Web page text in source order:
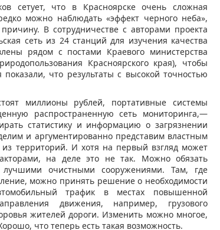
сетует, что в Красноярске очень сложная
можно наблюдать «эффект черного неба»,
В сотрудничестве с авторами проекта
сеть из 24 станций для изучения качества
рядом с постами Краевого министерства
Красноярского края), чтобы
что результаты с высокой точностью
миллионы рублей, портативные системы
распространенную сеть мониторинга,—
статистику и информацию о загрязнении
и аргументированно представим властным
территорий. И хотя на первый взгляд может
на деле это не так. Можно обязать
лучшими очистными сооружениями. Там, где
можно принять решение о необходимости
трафик в местах повышенной
движения, например, грузового
жителей дороги. Изменить можно многое,
что теперь есть такая возможность.